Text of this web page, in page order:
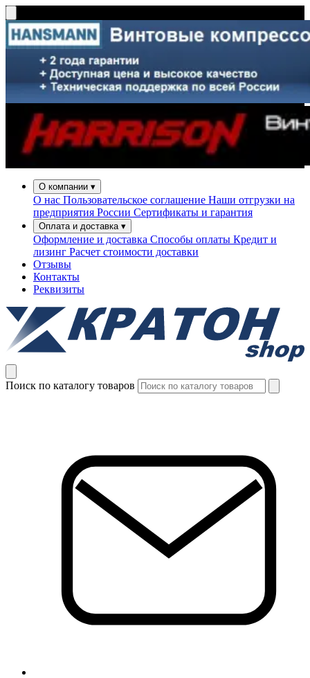
О компании ▾
О нас Пользовательское соглашение Наши отгрузки на
предприятия России Сертификаты и гарантия
Оплата и доставка ▾
Оформление и доставка Способы оплаты Кредит и
лизинг Расчет стоимости доставки
Отзывы
Контакты
Реквизиты
Поиск по каталогу товаров